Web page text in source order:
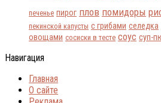
печенье пирог плов помидоры
пекинской капусты с грибами селедка
овощами сосиски в тесте соус суп-
Навигация
Главная
О сайте